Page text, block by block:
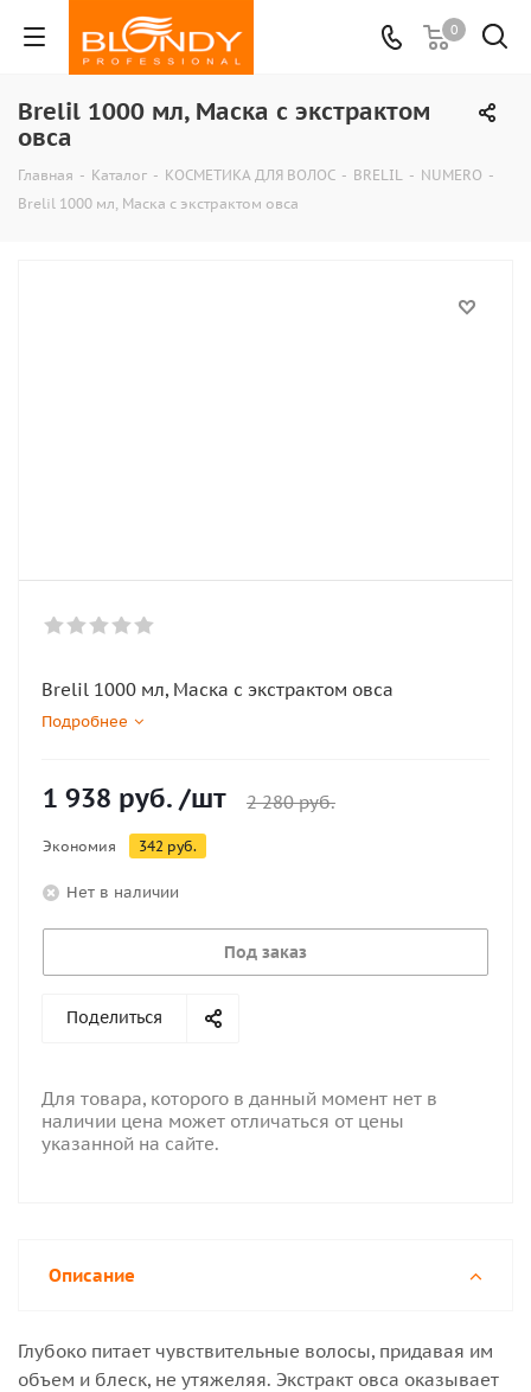
0
Brelil 1000 мл, Маска с экстрактом
овса
Главная - Каталог - КОСМЕТИКА ДЛЯ ВОЛОС - BRELIL - NUMERO -
Brelil 1000 мл, Маска с экстрактом овса
Brelil 1000 мл, Маска с экстрактом овса
Подробнее
1 938 руб. /шт 2 280руб.
Экономия 342 руб.
Нет в наличии
Под заказ
Поделиться
Для товара, которого в данный момент нет в
наличии цена может отличаться от цены
указанной на сайте.
Описание
Глубоко питает чувствительные волосы, придавая им
объем и блеск, не утяжеляя. Экстракт овса оказывает